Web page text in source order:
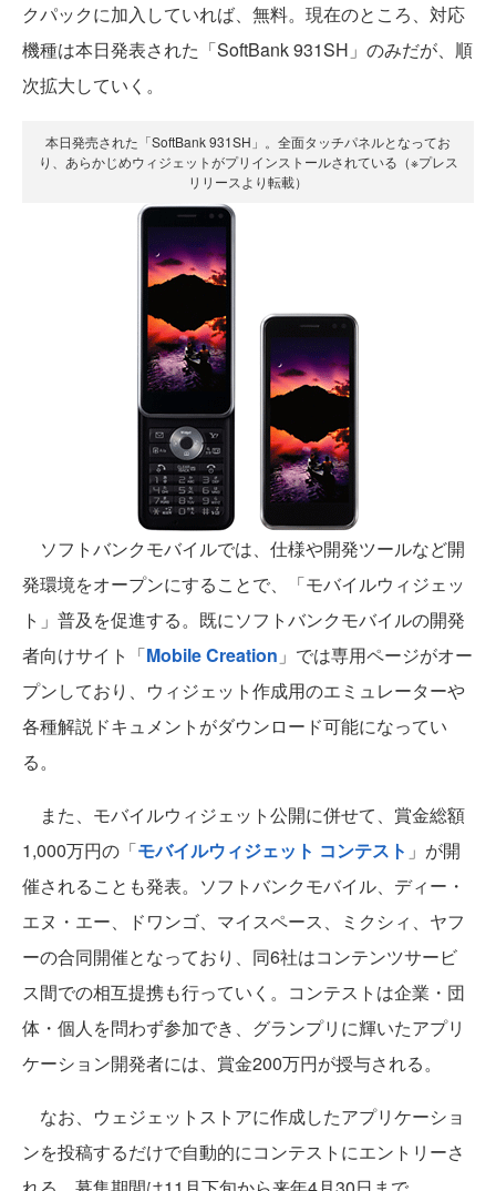
クパックに加入していれば、無料。現在のところ、対応
機種は本日発表された「SoftBank 931SH」のみだが、順
次拡大していく。
本日発売された「SoftBank 931SH」。全面タッチパネルとなってお
り、あらかじめウィジェットがプリインストールされている（※プレス
リリースより転載）
ソフトバンクモバイルでは、仕様や開発ツールなど開
発環境をオープンにすることで、「モバイルウィジェッ
ト」普及を促進する。既にソフトバンクモバイルの開発
者向けサイト「Mobile Creation 」では専用ページがオー
プンしており、ウィジェット作成用のエミュレーターや
各種解説ドキュメントがダウンロード可能になってい
る。
また、モバイルウィジェット公開に併せて、賞金総額
1,000万円の「モバイルウィジェット コンテスト 」が開
催されることも発表。ソフトバンクモバイル、ディー・
エヌ・エー、ドワンゴ、マイスペース、ミクシィ、ヤフ
ーの合同開催となっており、同6社はコンテンツサービ
ス間での相互提携も行っていく。コンテストは企業・団
体・個人を問わず参加でき、グランプリに輝いたアプリ
ケーション開発者には、賞金200万円が授与される。
なお、ウェジェットストアに作成したアプリケーショ
ンを投稿するだけで自動的にコンテストにエントリーさ